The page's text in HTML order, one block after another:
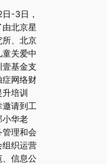
-3日，
北京星
所、北京
关爱中
基金支
症网络财
培训
请到工
小华老
管理和会
组织运营
、信息公